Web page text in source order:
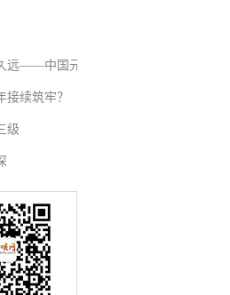
远——中国元
续筑牢？
级